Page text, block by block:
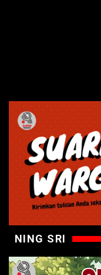
NING SRI